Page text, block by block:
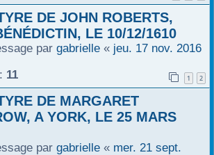
DE JOHN ROBERTS,
LE 10/12/1610
par gabrielle « jeu. 17 nov. 2016
11 1 2
DE MARGARET
A YORK, LE 25 MARS
par gabrielle « mer. 21 sept.